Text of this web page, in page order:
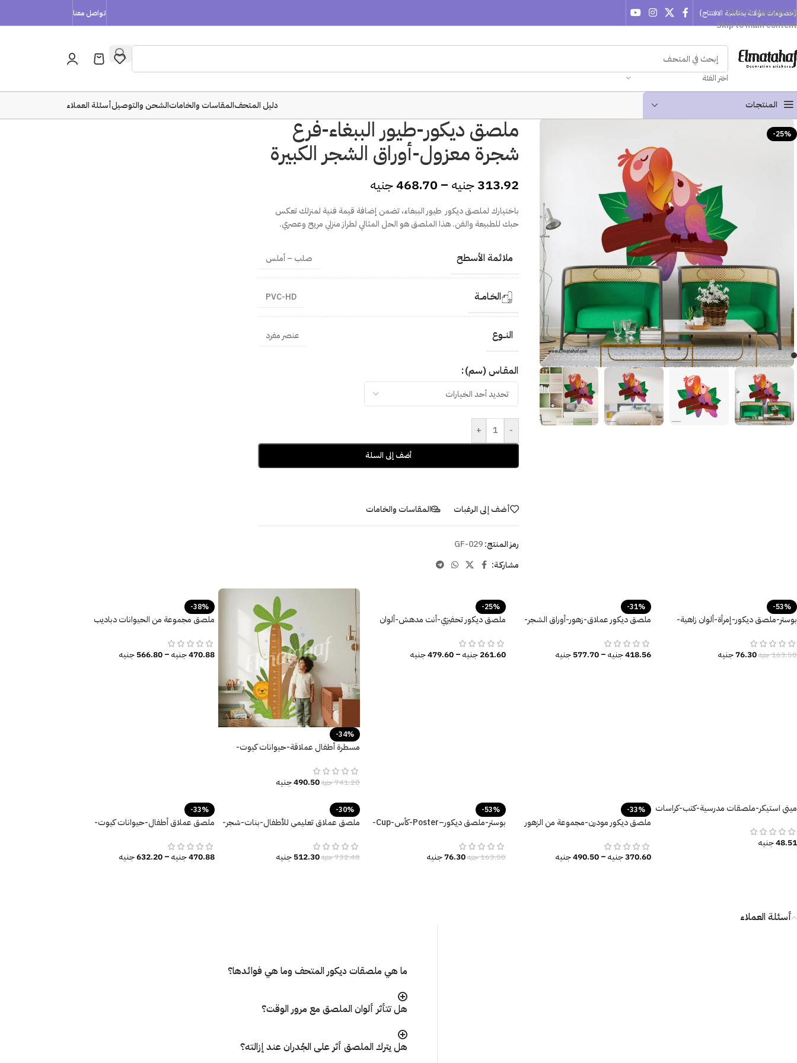
Skip to navigation
Skip to main content
(خصومات مؤقتة بمناسبة الافتتاح) تواصل معنا
اختر الفئة
المنتجـات دليل المتحفالمقاسات والخاماتالشحن والتوصيلأسئلة العملاء
-25% ملصق ديكور-طيور الببغاء-فرع
شجرة معزول-أوراق الشجر الكبيرة
313.92جنيه –
468.70جنيه
باختيارك لملصق ديكور طيور الببغاء، تضمن إضافة قيمة فنية لمنزلك تعكس
حبك للطبيعة والفن. هذا الملصق هو الحل المثالي لطراز منزلي مريح وعصري.
ملائمة الأسطح صلب – أملس
الخـامــة PVC-HD
النــوع عنصر مفرد
المقـاس (سم)
-
+
أضف إلى السلة
أضف إلى الرغبات المقاسات والخامات
رمز المنتج:GF-029
مشاركـة:
-53%
بوستر-ملصق ديكور-إمرأة-ألوان زاهية-
163.50جنيه76.30جنيه
-31%
ملصق ديكور عملاق-زهور-أوراق الشجر-
418.56جنيه –
577.70جنيه
-25%
ملصق ديكور تحفيزي-أنت مدهش-ألوان
261.60جنيه–
479.60جنيه
-34%
مسطرة أطفال عملاقة-حيوانات كيوت-
741.20جنيه490.50جنيه
-38%
ملصق مجموعة من الحيوانات دباديب
470.88جنيه–
566.80 جنيه
ميني استيكر-ملصقات مدرسية-كتب-كراسات
48.51جنيه
-33%
ملصق ديكور مودرن-مجموعة من الزهور
370.60جنيه –
490.50جنيه
-53%
بوستر-ملصق ديكور–Poster-كأس-Cup-
163.50جنيه76.30جنيه
-30%
ملصق عملاق تعليمي للأطفال-بنات-شجر-
732.48جنيه512.30جنيه
-33%
ملصق عملاق أطفال-حيوانات كيوت-
470.88جنيه–
632.20جنيه
أسئلة العملاء
ما هي ملصقات ديكور المتحف وما هي فوائدها؟
هل تتأثر ألوان الملصق مع مرور الوقت؟
هل يترك الملصق أثر على الجُدران عند إزالته؟